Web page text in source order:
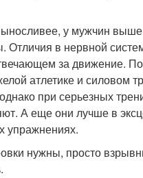
у мужчин выше
Отличия в нервной
за движение.
атлетике и силовом
при серьезных
А еще они лучше в
упражнениях.
нужны, просто